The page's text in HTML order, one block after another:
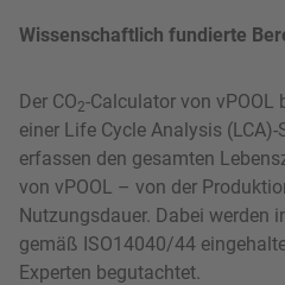
Wissenschaftlich fundierte
Der CO2-Calculator von vPOOL
einer Life Cycle Analysis
erfassen den gesamten
von vPOOL – von der
Nutzungsdauer. Dabei werden
gemäß ISO14040/44
Experten begutachtet.